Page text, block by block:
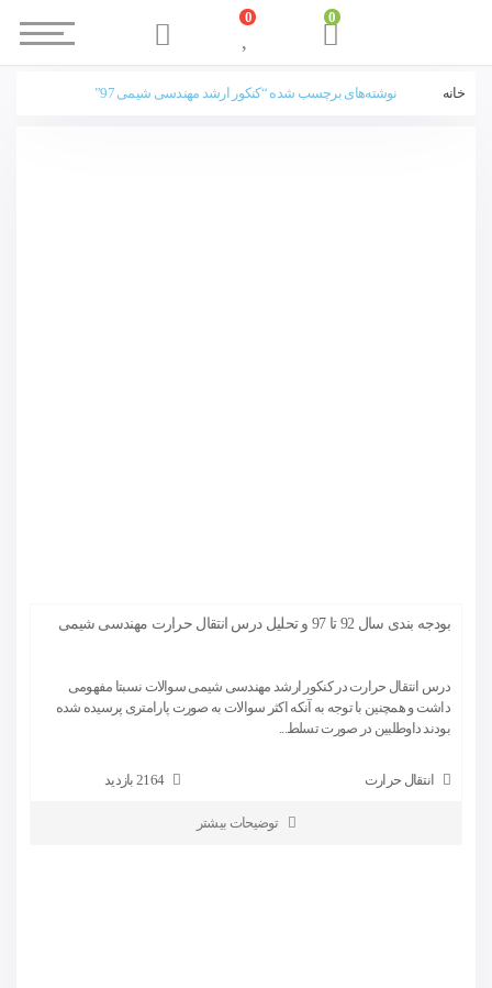
خانه نوشته‌های برچسب شده “کنکور ارشد مهندسی شیمی 97”
بودجه بندی سال 92 تا 97 و تحلیل درس انتقال حرارت مهندسی شیمی
درس انتقال حرارت در کنکور ارشد مهندسی شیمی سوالات نسبتا مفهومی
داشت و همچنین با توجه به آنکه اکثر سوالات به صورت پارامتری پرسیده شده
بودند داوطلبین در صورت تسلط...
انتقال حرارت 2164 بازدید
توضیحات بیشتر
0
0